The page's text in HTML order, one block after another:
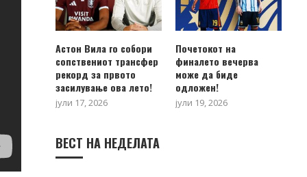
Астон Вила го собори
сопствениот трансфер
рекорд за првото
засилување ова лето!
јули 17, 2026
Почетокот на
финалето вечерва
може да биде
одложен!
јули 19, 2026
ВЕСТ НА НЕДЕЛАТА